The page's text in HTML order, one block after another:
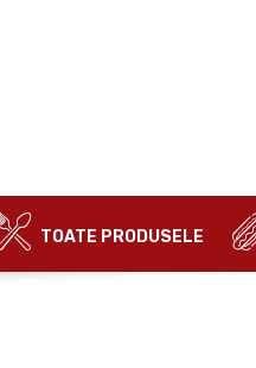
TOATE PRODUSELE